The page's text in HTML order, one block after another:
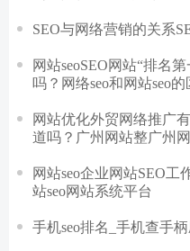
SEO与网络营销的关系
网站seoSEO网站“排名
吗？网络seo和网站seo的
网站优化外贸网络推广
道吗？广州网站整广州
网站seo企业网站SEO工
站seo网站系统平台
手机seo排名_手机查手